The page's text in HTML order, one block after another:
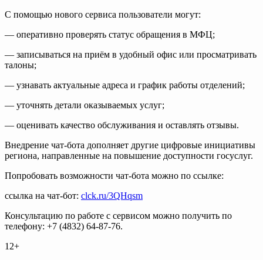
С помощью нового сервиса пользователи могут:
— оперативно проверять статус обращения в МФЦ;
— записываться на приём в удобный офис или просматривать
талоны;
— узнавать актуальные адреса и график работы отделений;
— уточнять детали оказываемых услуг;
— оценивать качество обслуживания и оставлять отзывы.
Внедрение чат-бота дополняет другие цифровые инициативы
региона, направленные на повышение доступности госуслуг.
Попробовать возможности чат-бота можно по ссылке:
ссылка на чат-бот: clck.ru/3QHqsm
Консультацию по работе с сервисом можно получить по
телефону: +7 (4832) 64-87-76.
12+